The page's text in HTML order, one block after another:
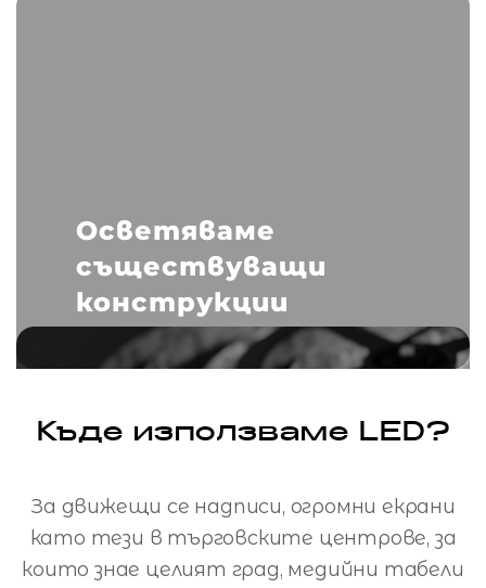
Осветяваме
съществуващи
конструкции
Къде използваме LED?
За движещи се надписи, огромни екрани
като тези в търговските центрове, за
които знае целият град, медийни табели